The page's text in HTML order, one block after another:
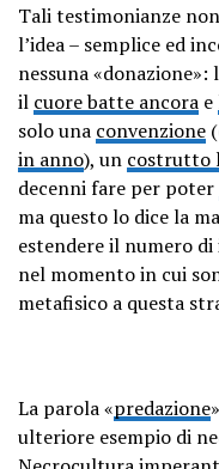
Tali testimonianze
l’idea – semplice ed
nessuna «donazione»:
il cuore batte ancora e
solo una convenzione
in anno), un costrutto
decenni fare per poter
ma questo lo dice la
estendere il numero
nel momento in cui
metafisico a questa
La parola «predazione
ulteriore esempio di